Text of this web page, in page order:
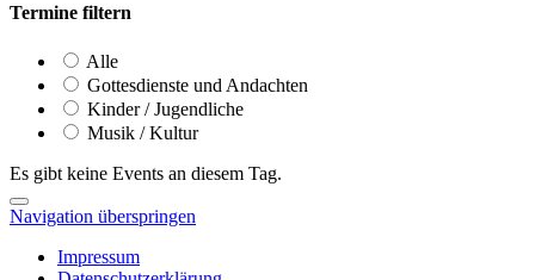
Termine filtern
Alle
Gottesdienste und Andachten
Kinder / Jugendliche
Musik / Kultur
Es gibt keine Events an diesem Tag.
Navigation überspringen
Impressum